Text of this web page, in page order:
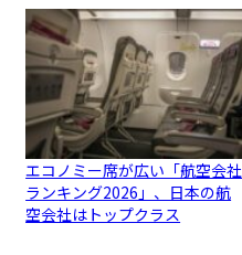
エコノミー席が広い「航空会社
ランキング2026」、日本の航
空会社はトップクラス